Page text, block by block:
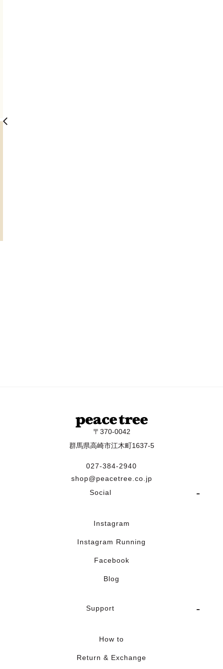
〒370-0042
群馬県高崎市江木町1637-5
027-384-2940
shop@peacetree.co.jp
Social
Instagram
Instagram Running
Facebook
Blog
Support
How to
Return & Exchange